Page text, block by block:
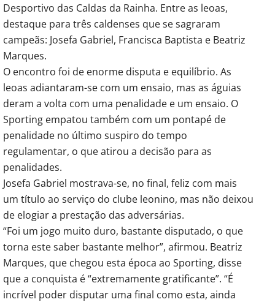
Desportivo das Caldas da Rainha. Entre as leoas,
destaque para três caldenses que se sagraram
campeãs: Josefa Gabriel, Francisca Baptista e Beatriz
Marques.
O encontro foi de enorme disputa e equilíbrio. As
leoas adiantaram-se com um ensaio, mas as águias
deram a volta com uma penalidade e um ensaio. O
Sporting empatou também com um pontapé de
penalidade no último suspiro do tempo
regulamentar, o que atirou a decisão para as
penalidades.
Josefa Gabriel mostrava-se, no final, feliz com mais
um título ao serviço do clube leonino, mas não deixou
de elogiar a prestação das adversárias.
“Foi um jogo muito duro, bastante disputado, o que
torna este saber bastante melhor”, afirmou. Beatriz
Marques, que chegou esta época ao Sporting, disse
que a conquista é “extremamente gratificante”. “É
incrível poder disputar uma final como esta, ainda